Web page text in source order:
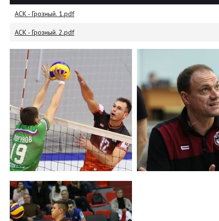
АСК - Грозный. 1.pdf
АСК - Грозный. 2.pdf